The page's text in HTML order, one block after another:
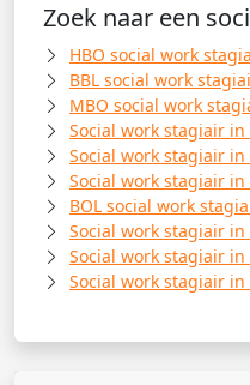
Zoek naar een
HBO social work
BBL social work
MBO social work
Social work stagiair
Social work stagiair
Social work stagiair in
BOL social work
Social work stagiair in
Social work stagiair
Social work stagiair in